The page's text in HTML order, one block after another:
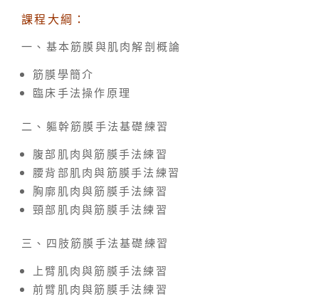
課程大綱：
一、基本筋膜與肌肉解剖概論
筋膜學簡介
臨床手法操作原理
二、軀幹筋膜手法基礎練習
腹部肌肉與筋膜手法練習
腰背部肌肉與筋膜手法練習
胸廓肌肉與筋膜手法練習
頸部肌肉與筋膜手法練習
三、四肢筋膜手法基礎練習
上臂肌肉與筋膜手法練習
前臂肌肉與筋膜手法練習